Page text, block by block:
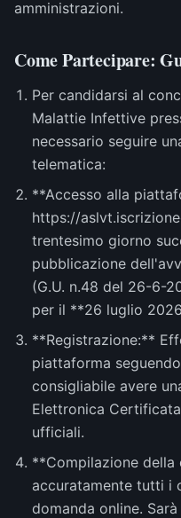
amministrazioni.
Come Partecipare:
Per candidarsi al
Malattie Infettive
necessario seguire
telematica:
**Accesso alla
https://
trentesimo giorno
pubblicazione
(G.U. n.48 del 26-6-
per il **26 luglio
**Registrazione:**
piattaforma
consigliabile avere
Elettronica
ufficiali.
**Compilazione della
accuratamente tutti i
domanda online.